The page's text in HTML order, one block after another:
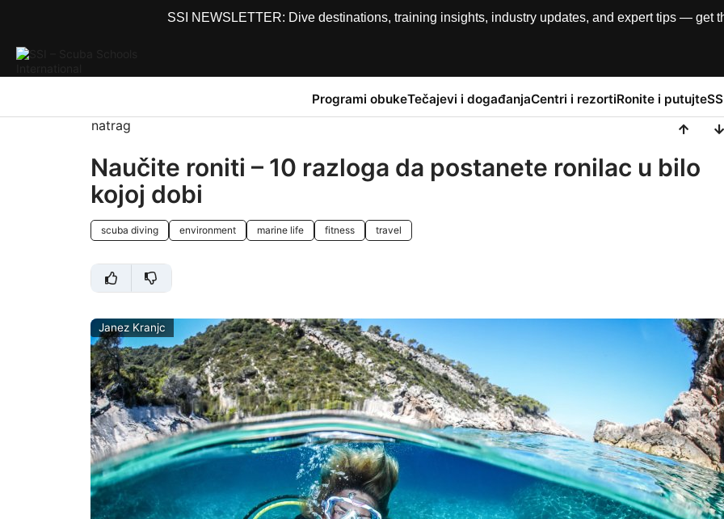
SSI NEWSLETTER: Dive destinations, training insights, industry updates, and expert tips — get
Programi obukeTečajevi i događanjaCentri i rezortiRonite i putujte
natrag
Naučite roniti – 10 razloga da postanete ronilac u bilo
kojoj dobi
scuba diving environment marine life fitness travel
Janez Kranjc